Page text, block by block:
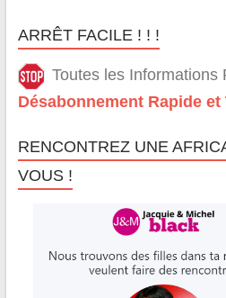
ARRÊT FACILE ! ! !
Toutes les Informations
Désabonnement Rapide et
RENCONTREZ UNE
VOUS !